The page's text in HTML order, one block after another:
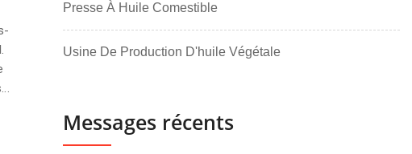
Presse À Huile Comestible
Usine De Production D'huile Végétale
Messages récents